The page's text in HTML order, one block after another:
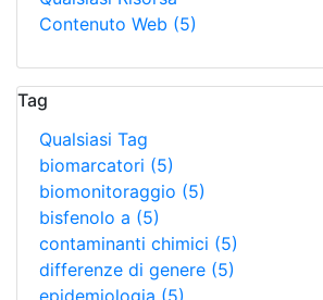
Contenuto Web (5)
Tag
Qualsiasi Tag
biomarcatori (5)
biomonitoraggio (5)
bisfenolo a (5)
contaminanti chimici (5)
differenze di genere (5)
epidemiologia (5)